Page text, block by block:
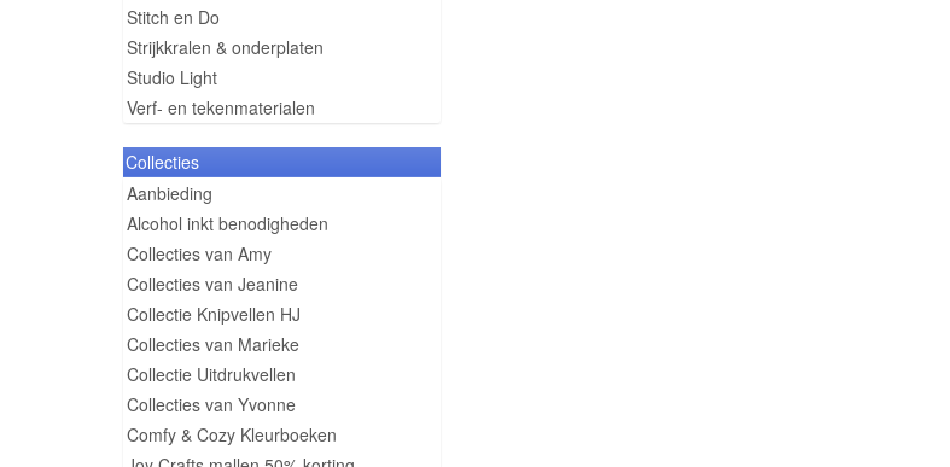
Stitch en Do
Strijkkralen & onderplaten
Studio Light
Verf- en tekenmaterialen
Collecties
Aanbieding
Alcohol inkt benodigheden
Collecties van Amy
Collecties van Jeanine
Collectie Knipvellen HJ
Collecties van Marieke
Collectie Uitdrukvellen
Collecties van Yvonne
Comfy & Cozy Kleurboeken